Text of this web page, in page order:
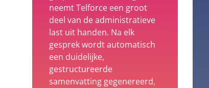
neemt Telforce een groot
deel van de administratieve
last uit handen. Na elk
gesprek wordt automatisch
een duidelijke,
gestructureerde
samenvatting gegenereerd,